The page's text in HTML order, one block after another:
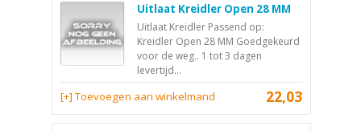
Uitlaat Kreidler Open 28 MM
Uitlaat Kreidler Passend op:
Kreidler Open 28 MM Goedgekeurd
voor de weg.. 1 tot 3 dagen
levertijd...
22,03
[+] Toevoegen aan winkelmand